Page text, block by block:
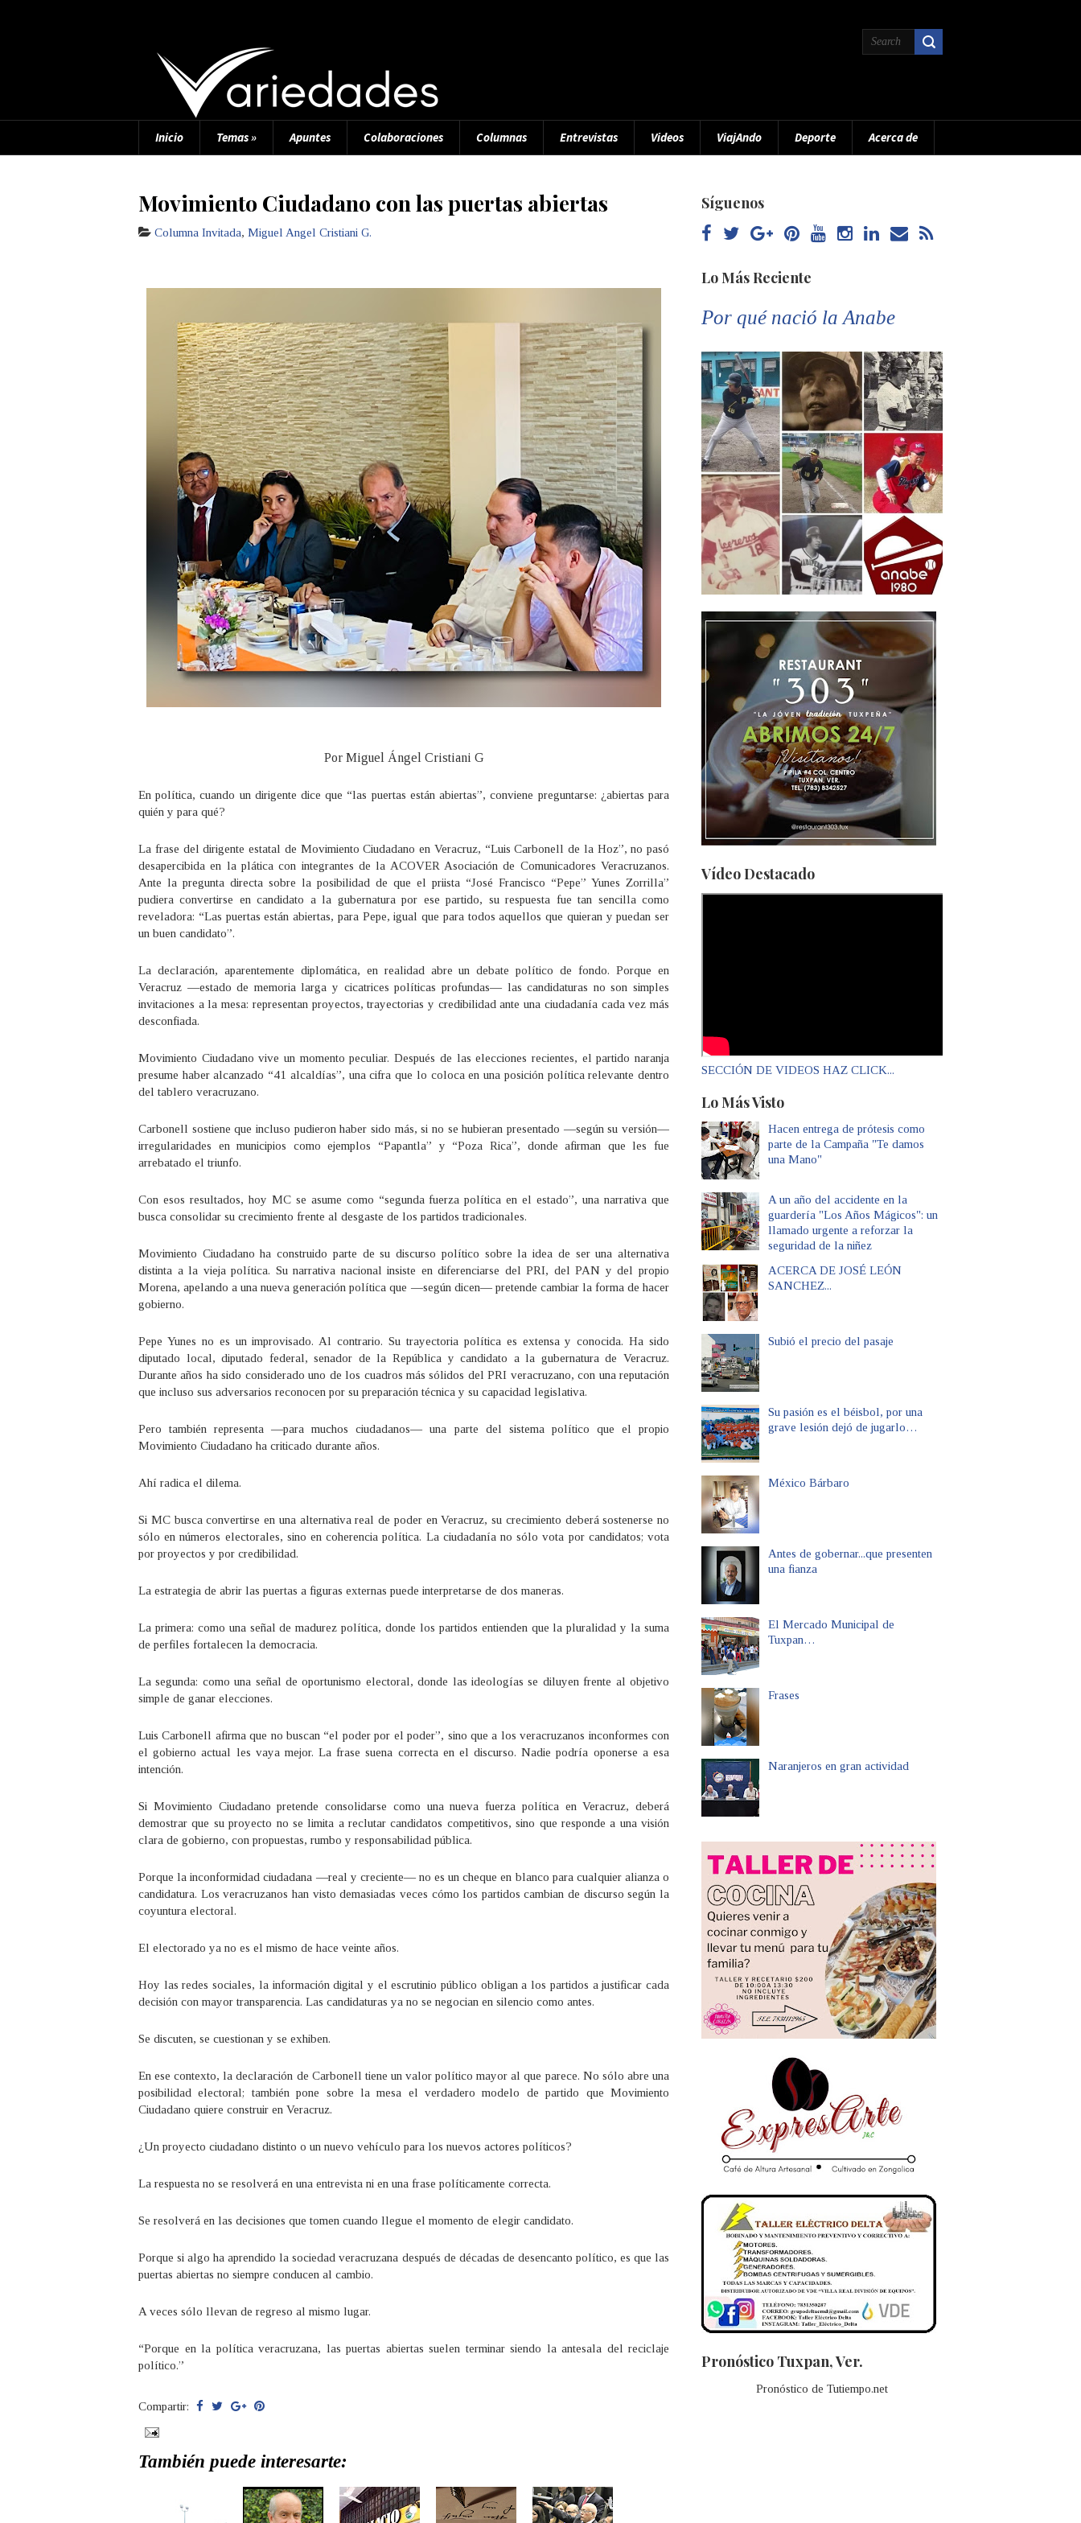
Inicio Temas» Apuntes Colaboraciones Columnas Entrevistas Videos ViajAndo Deporte Acerca de
Movimiento Ciudadano con las puertas abiertas
Columna Invitada, Miguel Angel Cristiani G.
Por Miguel Ángel Cristiani G
En política, cuando un dirigente dice que “las puertas están abiertas”, conviene preguntarse: ¿abiertas para
quién y para qué?
La frase del dirigente estatal de Movimiento Ciudadano en Veracruz, “Luis Carbonell de la Hoz”, no pasó
desapercibida en la plática con integrantes de la ACOVER Asociación de Comunicadores Veracruzanos.
Ante la pregunta directa sobre la posibilidad de que el priista “José Francisco “Pepe” Yunes Zorrilla”
pudiera convertirse en candidato a la gubernatura por ese partido, su respuesta fue tan sencilla como
reveladora: “Las puertas están abiertas, para Pepe, igual que para todos aquellos que quieran y puedan ser
un buen candidato”.
La declaración, aparentemente diplomática, en realidad abre un debate político de fondo. Porque en
Veracruz —estado de memoria larga y cicatrices políticas profundas— las candidaturas no son simples
invitaciones a la mesa: representan proyectos, trayectorias y credibilidad ante una ciudadanía cada vez más
desconfiada.
Movimiento Ciudadano vive un momento peculiar. Después de las elecciones recientes, el partido naranja
presume haber alcanzado “41 alcaldías”, una cifra que lo coloca en una posición política relevante dentro
del tablero veracruzano.
Carbonell sostiene que incluso pudieron haber sido más, si no se hubieran presentado —según su versión—
irregularidades en municipios como ejemplos “Papantla” y “Poza Rica”, donde afirman que les fue
arrebatado el triunfo.
Con esos resultados, hoy MC se asume como “segunda fuerza política en el estado”, una narrativa que
busca consolidar su crecimiento frente al desgaste de los partidos tradicionales.
Movimiento Ciudadano ha construido parte de su discurso político sobre la idea de ser una alternativa
distinta a la vieja política. Su narrativa nacional insiste en diferenciarse del PRI, del PAN y del propio
Morena, apelando a una nueva generación política que —según dicen— pretende cambiar la forma de hacer
gobierno.
Pepe Yunes no es un improvisado. Al contrario. Su trayectoria política es extensa y conocida. Ha sido
diputado local, diputado federal, senador de la República y candidato a la gubernatura de Veracruz.
Durante años ha sido considerado uno de los cuadros más sólidos del PRI veracruzano, con una reputación
que incluso sus adversarios reconocen por su preparación técnica y su capacidad legislativa.
Pero también representa —para muchos ciudadanos— una parte del sistema político que el propio
Movimiento Ciudadano ha criticado durante años.
Ahí radica el dilema.
Si MC busca convertirse en una alternativa real de poder en Veracruz, su crecimiento deberá sostenerse no
sólo en números electorales, sino en coherencia política. La ciudadanía no sólo vota por candidatos; vota
por proyectos y por credibilidad.
La estrategia de abrir las puertas a figuras externas puede interpretarse de dos maneras.
La primera: como una señal de madurez política, donde los partidos entienden que la pluralidad y la suma
de perfiles fortalecen la democracia.
La segunda: como una señal de oportunismo electoral, donde las ideologías se diluyen frente al objetivo
simple de ganar elecciones.
Luis Carbonell afirma que no buscan “el poder por el poder”, sino que a los veracruzanos inconformes con
el gobierno actual les vaya mejor. La frase suena correcta en el discurso. Nadie podría oponerse a esa
intención.
Si Movimiento Ciudadano pretende consolidarse como una nueva fuerza política en Veracruz, deberá
demostrar que su proyecto no se limita a reclutar candidatos competitivos, sino que responde a una visión
clara de gobierno, con propuestas, rumbo y responsabilidad pública.
Porque la inconformidad ciudadana —real y creciente— no es un cheque en blanco para cualquier alianza o
candidatura. Los veracruzanos han visto demasiadas veces cómo los partidos cambian de discurso según la
coyuntura electoral.
El electorado ya no es el mismo de hace veinte años.
Hoy las redes sociales, la información digital y el escrutinio público obligan a los partidos a justificar cada
decisión con mayor transparencia. Las candidaturas ya no se negocian en silencio como antes.
Se discuten, se cuestionan y se exhiben.
En ese contexto, la declaración de Carbonell tiene un valor político mayor al que parece. No sólo abre una
posibilidad electoral; también pone sobre la mesa el verdadero modelo de partido que Movimiento
Ciudadano quiere construir en Veracruz.
¿Un proyecto ciudadano distinto o un nuevo vehículo para los nuevos actores políticos?
La respuesta no se resolverá en una entrevista ni en una frase políticamente correcta.
Se resolverá en las decisiones que tomen cuando llegue el momento de elegir candidato.
Porque si algo ha aprendido la sociedad veracruzana después de décadas de desencanto político, es que las
puertas abiertas no siempre conducen al cambio.
A veces sólo llevan de regreso al mismo lugar.
“Porque en la política veracruzana, las puertas abiertas suelen terminar siendo la antesala del reciclaje
político.”
Compartir:
También puede interesarte:
Síguenos
Lo Más Reciente
Por qué nació la Anabe
Vídeo Destacado
SECCIÓN DE VIDEOS HAZ CLICK...
Lo Más Visto
Hacen entrega de prótesis como
parte de la Campaña "Te damos
una Mano"
A un año del accidente en la
guardería "Los Años Mágicos": un
llamado urgente a reforzar la
seguridad de la niñez
ACERCA DE JOSÉ LEÓN
SANCHEZ...
Subió el precio del pasaje
Su pasión es el béisbol, por una
grave lesión dejó de jugarlo…
México Bárbaro
Antes de gobernar...que presenten
una fianza
El Mercado Municipal de
Tuxpan…
Frases
Naranjeros en gran actividad
Pronóstico Tuxpan, Ver.
Pronóstico de Tutiempo.net